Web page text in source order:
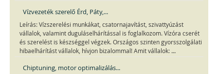
Vízvezeték szerelő Érd, Páty,...
Leírás: Vízszerelési munkákat, csatornajavítást, szivattyúzást
vállalok, valamint duguláselhárítással is foglalkozom. Vízóra cserét
és szerelést is készséggel végzek. Országos szinten gyorsszolgálati
hibaelhárítást vállalok, hívjon bizalommal! Amit vállalok: ...
Chiptuning, motor optimalizálás...